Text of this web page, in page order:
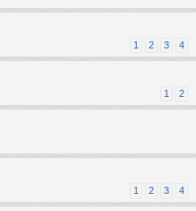
1 2 3 4
1 2
1 2 3 4